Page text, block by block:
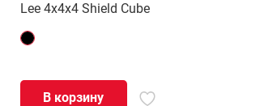
Lee 4x4x4 Shield Cube
В корзину